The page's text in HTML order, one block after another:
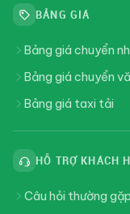
BẢNG GIÁ
Bảng giá chuyển
Bảng giá chuyển
Bảng giá taxi tải
HỖ TRỢ KHÁCH
Câu hỏi thường gặp